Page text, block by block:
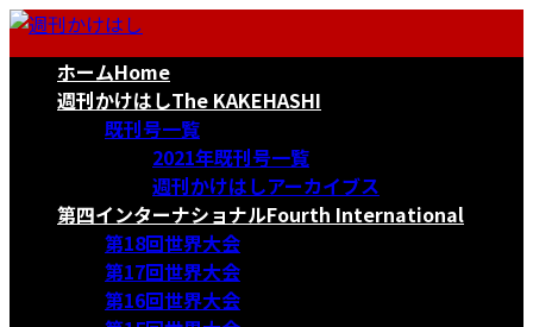
コ
ナ
ホームHome
週刊かけはしThe KAKEHASHI
既刊号一覧
2021年既刊号一覧
週刊かけはしアーカイブス
第四インターナショナルFourth International
第18回世界大会
第17回世界大会
第16回世界大会